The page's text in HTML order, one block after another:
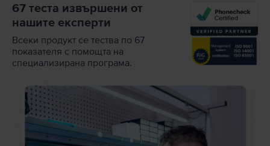
67 теста извършени от
нашите експерти
Всеки продукт се тества по 67
показателя с помощта на
специализирана програма.